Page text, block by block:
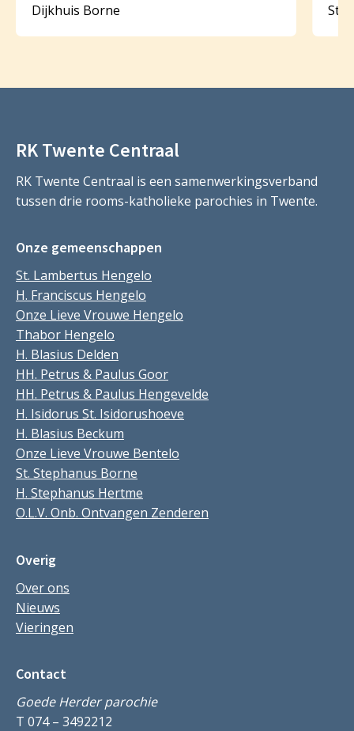
Dijkhuis Borne
St.
RK Twente Centraal
RK Twente Centraal is een samenwerkingsverband
tussen drie rooms-katholieke parochies in Twente.
Onze gemeenschappen
St. Lambertus Hengelo
H. Franciscus Hengelo
Onze Lieve Vrouwe Hengelo
Thabor Hengelo
H. Blasius Delden
HH. Petrus & Paulus Goor
HH. Petrus & Paulus Hengevelde
H. Isidorus St. Isidorushoeve
H. Blasius Beckum
Onze Lieve Vrouwe Bentelo
St. Stephanus Borne
H. Stephanus Hertme
O.L.V. Onb. Ontvangen Zenderen
Overig
Over ons
Nieuws
Vieringen
Contact
Goede Herder parochie
T 074 – 3492212